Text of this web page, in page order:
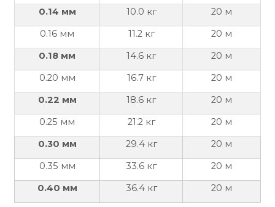
ползване
Политика
за
Политика
използване
на
“бисквитки”
(Cookie)
Copyright
0.14 мм
10.0 кг
20 м
0.16 мм
11.2 кг
20 м
0.18 мм
14.6 кг
20 м
0.20 мм
16.7 кг
20 м
0.22 мм
18.6 кг
20 м
0.25 мм
21.2 кг
20 м
0.30 мм
29.4 кг
20 м
0.35 мм
33.6 кг
20 м
0.40 мм
36.4 кг 20 м